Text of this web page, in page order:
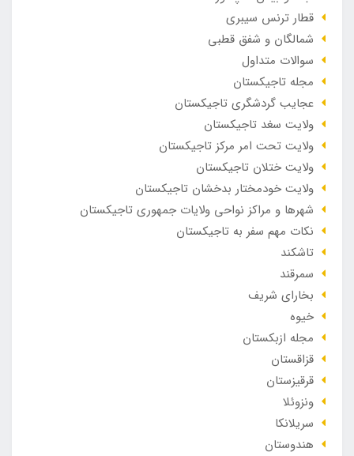
قطار ترنس سیبری
شمالگان و شفق قطبی
سوالات متداول
مجله تاجیکستان
عجایب گردشگری تاجیکستان
ولایت سغد تاجیکستان
ولایت تحت امر مرکز تاجیکستان
ولایت ختلان تاجیکستان
ولایت خودمختار بدخشان تاجیکستان
شهرها و مراکز نواحی ولایات جمهوری تاجیکستان
نکات مهم سفر به تاجیکستان
تاشکند
سمرقند
بخارای شریف
خیوه
مجله ازبکستان
قزاقستان
قرقیزستان
ونزوئلا
سریلانکا
هندوستان